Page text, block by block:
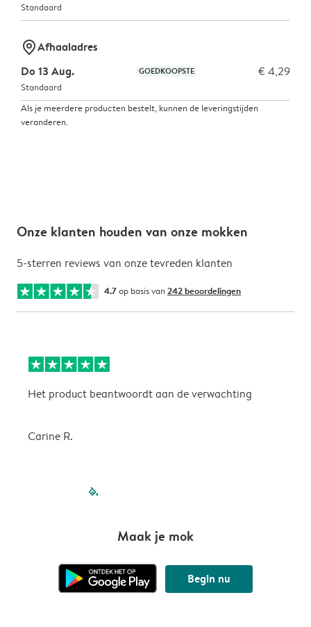
Standaard
marker-pinAfhaaladres
Do 13 Aug.
GOEDKOOPSTE € 4,29
Standaard
Als je meerdere producten bestelt, kunnen de leveringstijden
veranderen.
Onze klanten houden van onze mokken
5-sterren reviews van onze tevreden klanten
4.7op basis van 242 beoordelingen
Het product beantwoordt aan de verwachting
Carine R.
filled-pagination
Maak je mok
Begin nu